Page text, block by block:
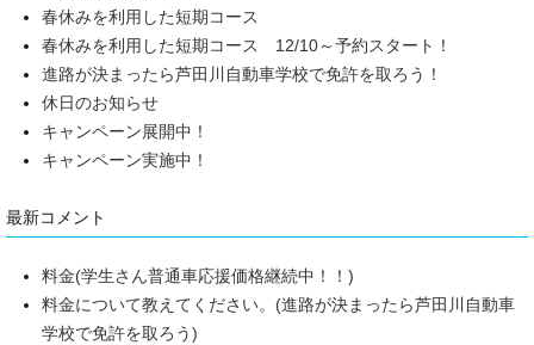
春休みを利用した短期コース
春休みを利用した短期コース 12/10～予約スタート！
進路が決まったら芦田川自動車学校で免許を取ろう！
休日のお知らせ
キャンペーン展開中！
キャンペーン実施中！
最新コメント
料金(学生さん普通車応援価格継続中！！)
料金について教えてください。(進路が決まったら芦田川自動車
学校で免許を取ろう)